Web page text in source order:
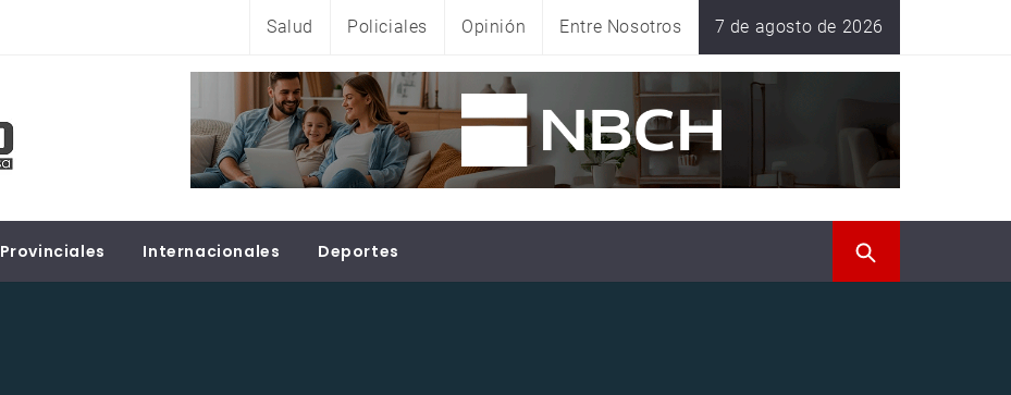
Salud Policiales Opinión Entre Nosotros 7 de agosto de 2026
Provinciales Internacionales Deportes